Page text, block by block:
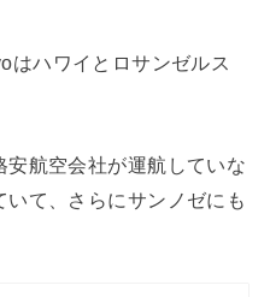
はハワイとロサンゼルス
航空会社が運航していな
て、さらにサンノゼにも